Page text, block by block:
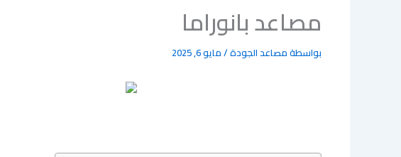
مصاعد بانوراما
بواسطةمصاعد الجودة/مايو 6, 2025